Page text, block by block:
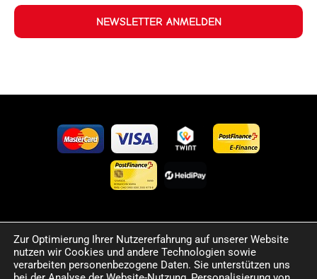
NEWSLETTER ANMELDEN
©2024 Happy Sport. Alle auf dieser Website angegebenen
Preise und Informationen sind unverbindlich und können
Fehler sowie Irrtümer enthalten. Wir behalten uns das Recht
Zur Optimierung Ihrer Nutzererfahrung auf unserer Website
nutzen wir Cookies und andere Technologien sowie
verarbeiten personenbezogene Daten. Sie unterstützen uns